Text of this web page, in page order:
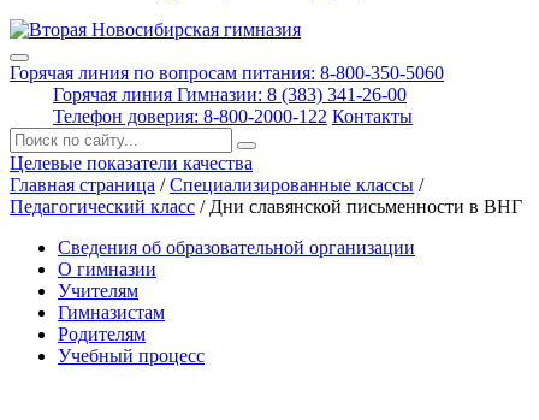
Горячая линия по вопросам питания: 8-800-350-5060
Горячая линия Гимназии: 8 (383) 341-26-00
Телефон доверия: 8-800-2000-122 Контакты
Поиск:
Целевые показатели качества
Главная страница /Специализированные классы /
Педагогический класс / Дни славянской письменности в ВНГ
Сведения об образовательной организации
О гимназии
Учителям
Гимназистам
Родителям
Учебный процесс